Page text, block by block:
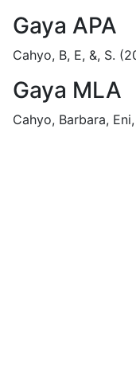
Gaya APA
Cahyo, B, E, &, S.
Gaya MLA
Cahyo, Barbara,